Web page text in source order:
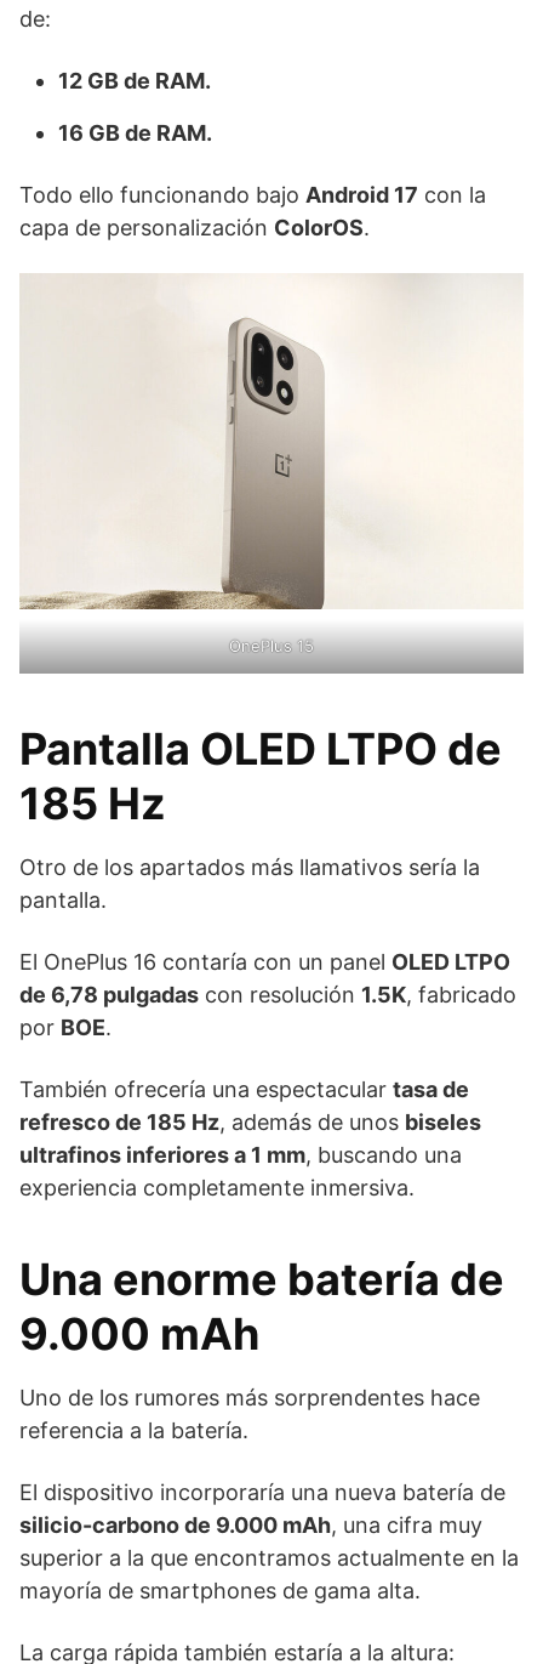
de:
12 GB de RAM.
16 GB de RAM.
Todo ello funcionando bajo Android 17 con la
capa de personalización ColorOS.
OnePlus 15
Pantalla OLED LTPO de
185 Hz
Otro de los apartados más llamativos sería la
pantalla.
El OnePlus 16 contaría con un panel OLED LTPO
de 6,78 pulgadas con resolución 1.5K, fabricado
por BOE.
También ofrecería una espectacular tasa de
refresco de 185 Hz, además de unos biseles
ultrafinos inferiores a 1 mm, buscando una
experiencia completamente inmersiva.
Una enorme batería de
9.000 mAh
Uno de los rumores más sorprendentes hace
referencia a la batería.
El dispositivo incorporaría una nueva batería de
silicio-carbono de 9.000 mAh, una cifra muy
superior a la que encontramos actualmente en la
mayoría de smartphones de gama alta.
La carga rápida también estaría a la altura: